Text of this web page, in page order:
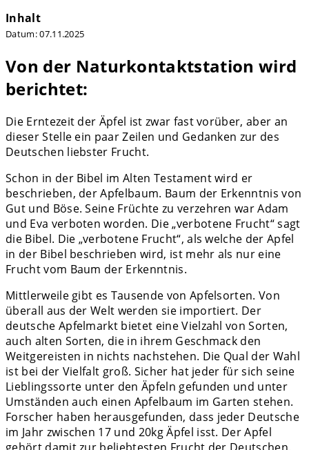
Inhalt
Datum:07.11.2025
Von der Naturkontaktstation wird
berichtet:
Die Erntezeit der Äpfel ist zwar fast vorüber, aber an
dieser Stelle ein paar Zeilen und Gedanken zur des
Deutschen liebster Frucht.
Schon in der Bibel im Alten Testament wird er
beschrieben, der Apfelbaum. Baum der Erkenntnis von
Gut und Böse. Seine Früchte zu verzehren war Adam
und Eva verboten worden. Die „verbotene Frucht“ sagt
die Bibel. Die „verbotene Frucht“, als welche der Apfel
in der Bibel beschrieben wird, ist mehr als nur eine
Frucht vom Baum der Erkenntnis.
Mittlerweile gibt es Tausende von Apfelsorten. Von
überall aus der Welt werden sie importiert. Der
deutsche Apfelmarkt bietet eine Vielzahl von Sorten,
auch alten Sorten, die in ihrem Geschmack den
Weitgereisten in nichts nachstehen. Die Qual der Wahl
ist bei der Vielfalt groß. Sicher hat jeder für sich seine
Lieblingssorte unter den Äpfeln gefunden und unter
Umständen auch einen Apfelbaum im Garten stehen.
Forscher haben herausgefunden, dass jeder Deutsche
im Jahr zwischen 17 und 20kg Äpfel isst. Der Apfel